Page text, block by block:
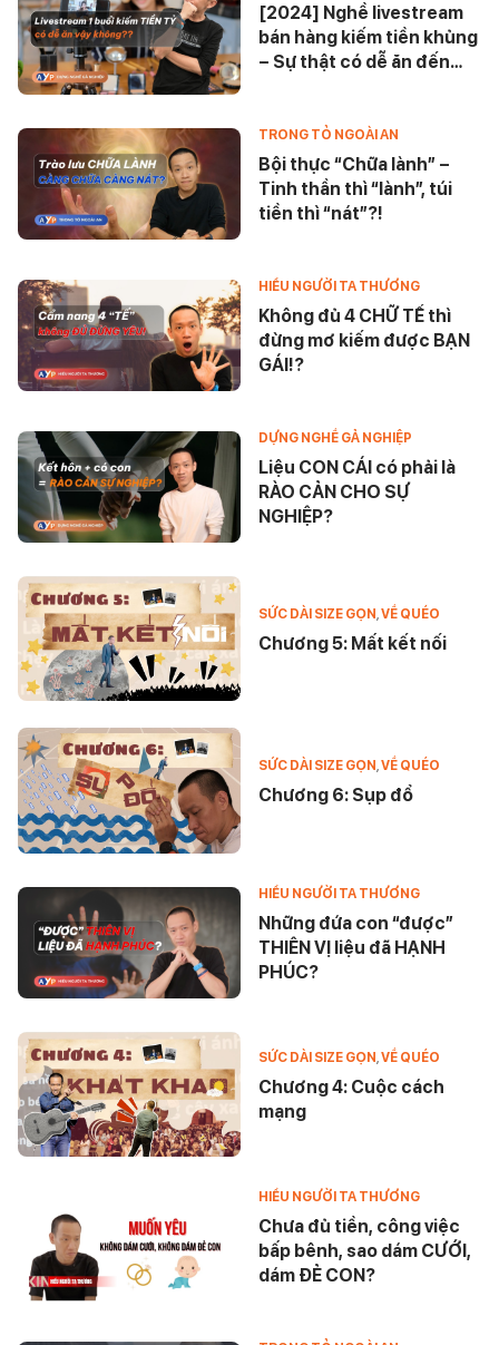
[2024] Nghề livestream
bán hàng kiếm tiền khủng
– Sự thật có dễ ăn đến
TRONG TỎ NGOÀI AN
Bội thực “Chữa lành” –
Tinh thần thì “lành”, túi
tiền thì “nát”?!
HIỂU NGƯỜI TA THƯƠNG
Không đủ 4 CHỮ TẾ thì
đừng mơ kiếm được BẠN
GÁI!?
DỰNG NGHỀ GẢ NGHIỆP
Liệu CON CÁI có phải là
RÀO CẢN CHO SỰ
NGHIỆP?
SỨC DÀI SIZE GỌN,VỀ QUÉO
Chương 5: Mất kết nối
SỨC DÀI SIZE GỌN,VỀ QUÉO
Chương 6: Sụp đổ
HIỂU NGƯỜI TA THƯƠNG
Những đứa con “được”
THIÊN VỊ liệu đã HẠNH
PHÚC?
SỨC DÀI SIZE GỌN,VỀ QUÉO
Chương 4: Cuộc cách
mạng
HIỂU NGƯỜI TA THƯƠNG
Chưa đủ tiền, công việc
bấp bênh, sao dám CƯỚI,
dám ĐẺ CON?